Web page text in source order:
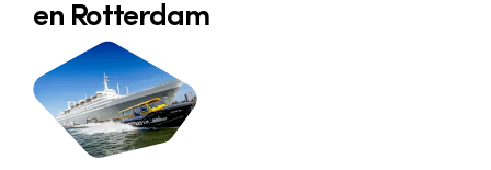
en Rotterdam